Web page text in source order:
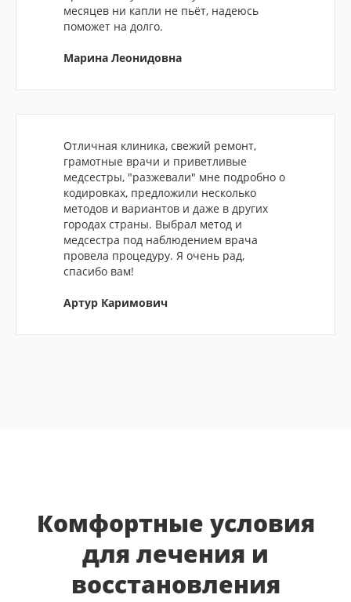
месяцев ни капли не пьёт, надеюсь
поможет на долго.
Марина Леонидовна
Отличная клиника, свежий ремонт,
грамотные врачи и приветливые
медсестры, "разжевали" мне подробно о
кодировках, предложили несколько
методов и вариантов и даже в других
городах страны. Выбрал метод и
медсестра под наблюдением врача
провела процедуру. Я очень рад,
спасибо вам!
Артур Каримович
Комфортные условия
для лечения и
восстановления